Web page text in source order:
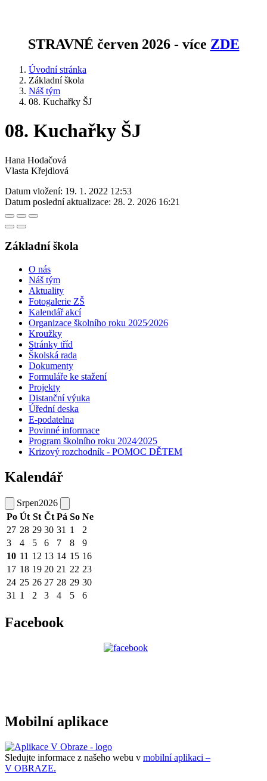
STRAVNÉ červen 2026 - více ZDE
Úvodní stránka
Základní škola
Náš tým
08. Kuchařky ŠJ
08. Kuchařky ŠJ
Hana Hodačová
Vlasta Křejdlová
Datum vložení: 19. 1. 2022 12:53
Datum poslední aktualizace: 28. 2. 2026 16:21
Základní škola
O nás
Náš tým
Aktuality
Fotogalerie ZŠ
Kalendář akcí
Organizace školního roku 2025⁄2026
Kroužky
Stránky tříd
Školská rada
Dokumenty
Formuláře ke stažení
Projekty
Distanční výuka
Úřední deska
E-podatelna
Povinné informace
Program školního roku 2024⁄2025
Krizový rozchodník - POMOC DĚTEM
Kalendář
Srpen2026
Po Út St Čt Pá So Ne
27 28 29 30 31 1
2
3
4 5 6 7 8
9
10 11 12 13 14 15 16
17 18 19 20 21 22 23
24 25 26 27 28 29 30
31 1 2 3 4 5 6
Facebook
Mobilní aplikace
Sledujte informace z našeho webu v mobilní aplikaci –
V OBRAZE.